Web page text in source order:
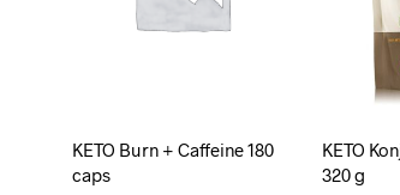
KETO Burn + Caffeine 180
caps
KETO
320 g